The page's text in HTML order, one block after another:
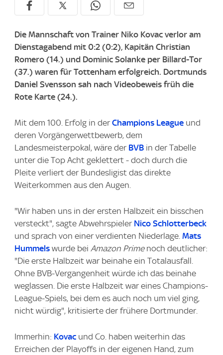
Die Mannschaft von Trainer Niko Kovac verlor am
Dienstagabend mit 0:2 (0:2), Kapitän Christian
Romero (14.) und Dominic Solanke per Billard-Tor
(37.) waren für Tottenham erfolgreich. Dortmunds
Daniel Svensson sah nach Videobeweis früh die
Rote Karte (24.).
Mit dem 100. Erfolg in der Champions League und
deren Vorgängerwettbewerb, dem
Landesmeisterpokal, wäre der BVB in der Tabelle
unter die Top Acht geklettert - doch durch die
Pleite verliert der Bundesligist das direkte
Weiterkommen aus den Augen.
"Wir haben uns in der ersten Halbzeit ein bisschen
versteckt", sagte Abwehrspieler Nico Schlotterbeck
und sprach von einer verdienten Niederlage. Mats
Hummels wurde bei Amazon Primenoch deutlicher:
"Die erste Halbzeit war beinahe ein Totalausfall.
Ohne BVB-Vergangenheit würde ich das beinahe
weglassen. Die erste Halbzeit war eines Champions-
League-Spiels, bei dem es auch noch um viel ging,
nicht würdig", kritisierte der frühere Dortmunder.
Immerhin: Kovac und Co. haben weiterhin das
Erreichen der Playoffs in der eigenen Hand, zum